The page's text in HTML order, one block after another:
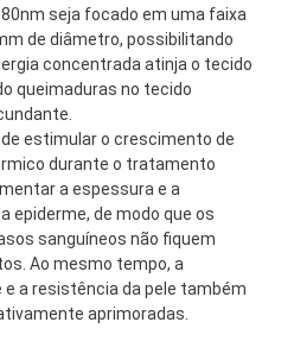
seja focado em uma faixa
de diâmetro, possibilitando
concentrada atinja o tecido
queimaduras no tecido
estimular o crescimento de
durante o tratamento
a espessura e a
epiderme, de modo que os
sanguíneos não fiquem
Ao mesmo tempo, a
e a resistência da pele também
aprimoradas.